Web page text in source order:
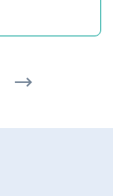
статье мы